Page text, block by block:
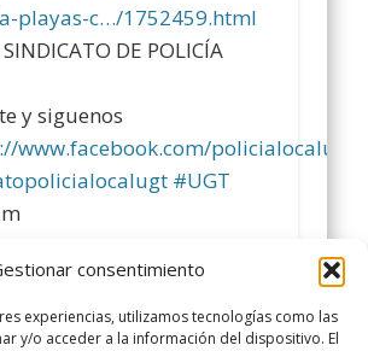
consentimiento
experiencias, utilizamos tecnologías como las
y/o acceder a la información del dispositivo. El
playas-c…/1752459.html
DE POLICÍA
y siguenos
www.facebook.com/policialocalugt/
#UGT
Policía Local UGT UGT
UGTPoliciaLocal